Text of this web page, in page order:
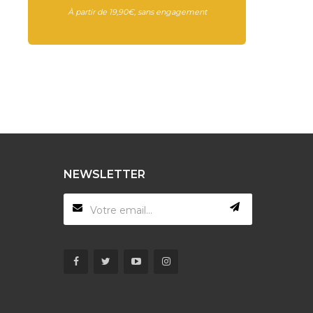
À partir de 19,90€, sans engagement
NEWSLETTER